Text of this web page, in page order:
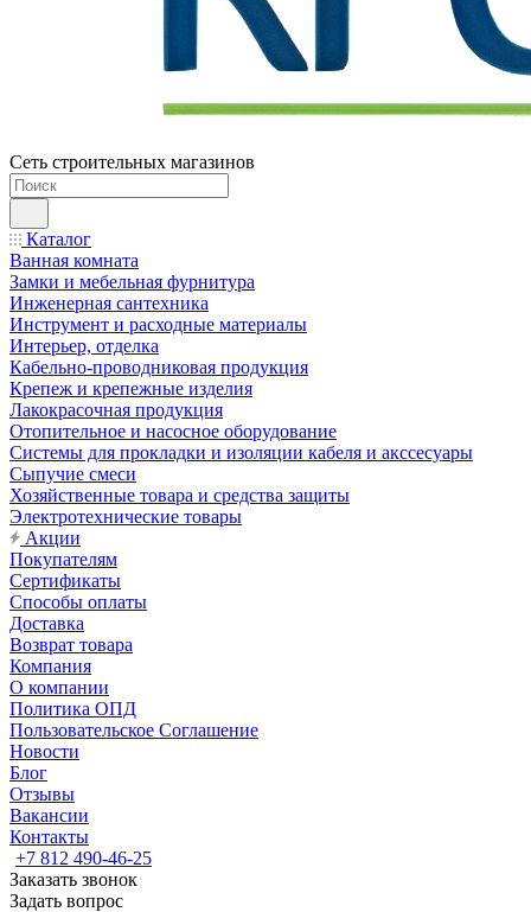
Сеть строительных магазинов
Каталог
Ванная комната
Замки и мебельная фурнитура
Инженерная сантехника
Инструмент и расходные материалы
Интерьер, отделка
Кабельно-проводниковая продукция
Крепеж и крепежные изделия
Лакокрасочная продукция
Отопительное и насосное оборудование
Системы для прокладки и изоляции кабеля и акссесуары
Сыпучие смеси
Хозяйственные товара и средства защиты
Электротехнические товары
Акции
Покупателям
Сертификаты
Способы оплаты
Доставка
Возврат товара
Компания
О компании
Политика ОПД
Пользовательское Соглашение
Новости
Блог
Отзывы
Вакансии
Контакты
+7 812 490-46-25
Заказать звонок
Задать вопрос